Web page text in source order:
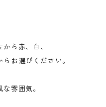
ら赤、白、
お選びください。
雰囲気。